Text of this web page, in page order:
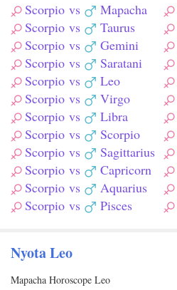
Scorpio vs
Mapacha
Scorpio vs
Taurus
Scorpio vs
Gemini
Scorpio vs
Saratani
Scorpio vs
Leo
Scorpio vs
Virgo
Scorpio vs
Libra
Scorpio vs
Scorpio
Scorpio vs
Sagittarius
Scorpio vs
Capricorn
Scorpio vs
Aquarius
Scorpio vs Pisces
Nyota Leo
Mapacha Horoscope Leo